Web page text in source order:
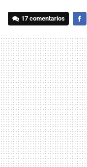
17 comentarios